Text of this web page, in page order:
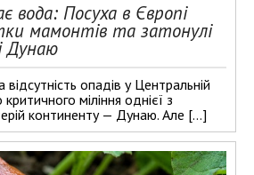
вода: Посуха в Європі
мамонтів та затонулі
Дунаю
опадів у Центральній
міління однієї з
континенту — Дунаю. Але […]